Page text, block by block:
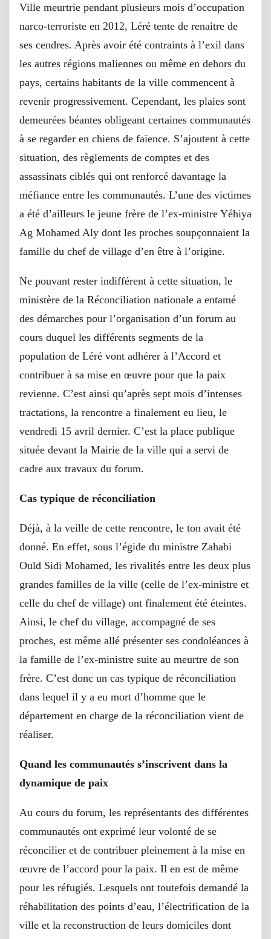
Ville meurtrie pendant plusieurs mois d’occupation
narco-terroriste en 2012, Léré tente de renaitre de
ses cendres. Après avoir été contraints à l’exil dans
les autres régions maliennes ou même en dehors du
pays, certains habitants de la ville commencent à
revenir progressivement. Cependant, les plaies sont
demeurées béantes obligeant certaines communautés
à se regarder en chiens de faïence. S’ajoutent à cette
situation, des règlements de comptes et des
assassinats ciblés qui ont renforcé davantage la
méfiance entre les communautés. L’une des victimes
a été d’ailleurs le jeune frère de l’ex-ministre Yéhiya
Ag Mohamed Aly dont les proches soupçonnaient la
famille du chef de village d’en être à l’origine.
Ne pouvant rester indifférent à cette situation, le
ministère de la Réconciliation nationale a entamé
des démarches pour l’organisation d’un forum au
cours duquel les différents segments de la
population de Léré vont adhérer à l’Accord et
contribuer à sa mise en œuvre pour que la paix
revienne. C’est ainsi qu’après sept mois d’intenses
tractations, la rencontre a finalement eu lieu, le
vendredi 15 avril dernier. C’est la place publique
située devant la Mairie de la ville qui a servi de
cadre aux travaux du forum.
Cas typique de réconciliation
Déjà, à la veille de cette rencontre, le ton avait été
donné. En effet, sous l’égide du ministre Zahabi
Ould Sidi Mohamed, les rivalités entre les deux plus
grandes familles de la ville (celle de l’ex-ministre et
celle du chef de village) ont finalement été éteintes.
Ainsi, le chef du village, accompagné de ses
proches, est même allé présenter ses condoléances à
la famille de l’ex-ministre suite au meurtre de son
frère. C’est donc un cas typique de réconciliation
dans lequel il y a eu mort d’homme que le
département en charge de la réconciliation vient de
réaliser.
Quand les communautés s’inscrivent dans la
dynamique de paix
Au cours du forum, les représentants des différentes
communautés ont exprimé leur volonté de se
réconcilier et de contribuer pleinement à la mise en
œuvre de l’accord pour la paix. Il en est de même
pour les réfugiés. Lesquels ont toutefois demandé la
réhabilitation des points d’eau, l’électrification de la
ville et la reconstruction de leurs domiciles dont